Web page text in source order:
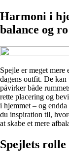
Harmoni i
balance og
Spejle er meget
dagens outfit. De
påvirker både
rette placering og
i hjemmet – og
du inspiration til,
at skabe et mere
Spejlets